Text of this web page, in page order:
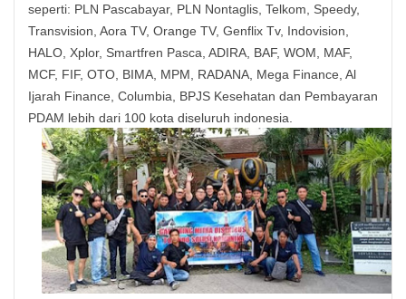
seperti: PLN Pascabayar, PLN Nontaglis, Telkom, Speedy,
Transvision, Aora TV, Orange TV, Genflix Tv, Indovision,
HALO, Xplor, Smartfren Pasca, ADIRA, BAF, WOM, MAF,
MCF, FIF, OTO, BIMA, MPM, RADANA, Mega Finance, Al
Ijarah Finance, Columbia, BPJS Kesehatan dan Pembayaran
PDAM lebih dari 100 kota diseluruh indonesia.